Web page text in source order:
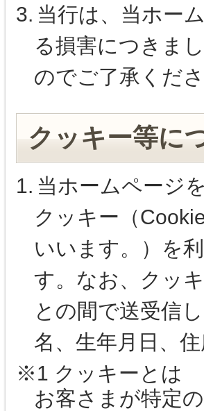
3. 当行は、当ホー
る損害につきま
のでご了承くださ
クッキー等に
1. 当ホームページ
クッキー（
いいます。）を
す。なお、クッ
との間で送受信
名、生年月日、
※1 クッキーとは
お客さまが特定